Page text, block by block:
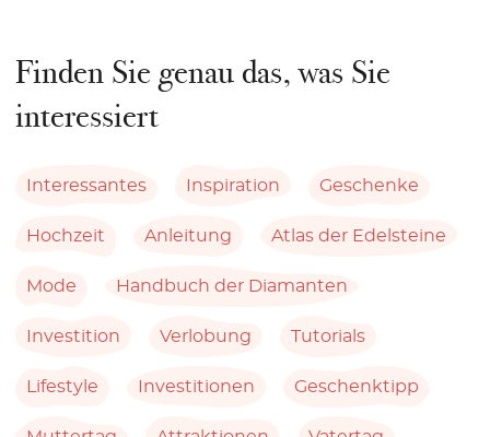
Finden Sie genau das, was Sie
interessiert
Interessantes Inspiration Geschenke
Hochzeit Anleitung Atlas der Edelsteine
Mode Handbuch der Diamanten
Investition Verlobung Tutorials
Lifestyle Investitionen Geschenktipp